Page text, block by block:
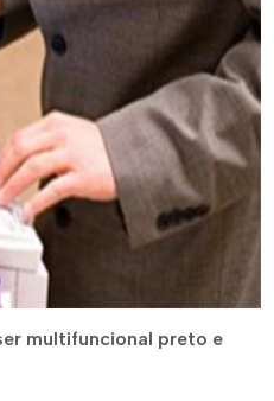
multifuncional preto e